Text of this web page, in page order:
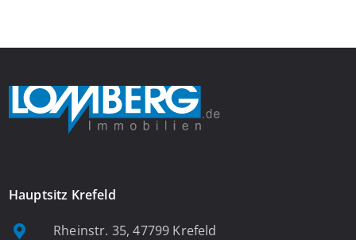
Hauptsitz Krefeld
Rheinstr. 35, 47799 Krefeld